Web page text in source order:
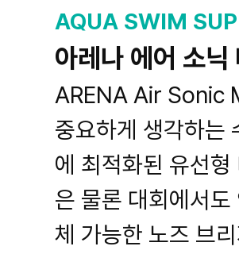
AQUA SWIM
아레나 에어 소닉
ARENA Air Sonic
중요하게 생각하는
에 최적화된 유선
은 물론 대회에서
체 가능한 노즈 브